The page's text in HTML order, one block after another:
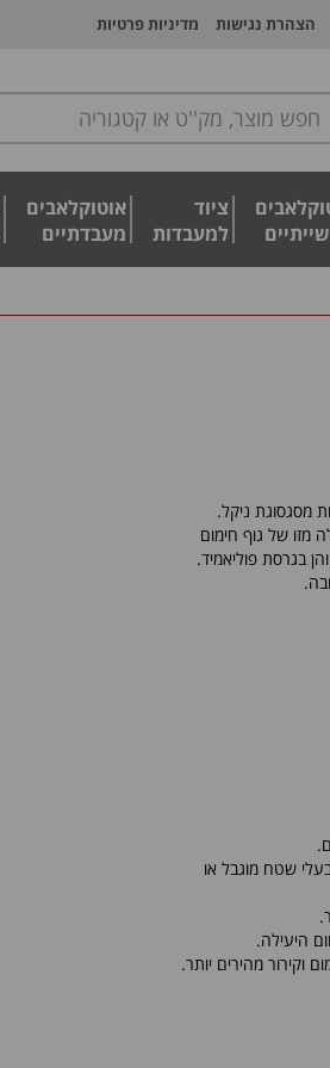
הצהרת נגישות מדיניות פרטיות
ציוד
למעבדות
אוטוקלאבים
מעבדתיים
מסגסוגת ניקל.
מזו של גוף חימום
בגרסת פוליאמיד.
שטח מוגבל או
היעילה.